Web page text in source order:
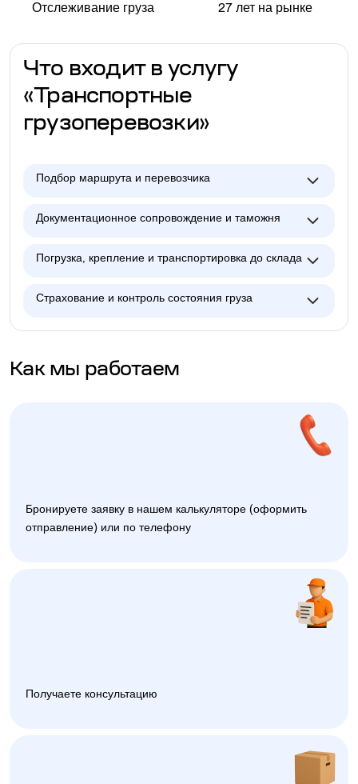
Отслеживание груза 27 лет на рынке
Что входит в услугу
«Транспортные
грузоперевозки»
Подбор маршрута и перевозчика
Документационное сопровождение и таможня
Погрузка, крепление и транспортировка до склада
Страхование и контроль состояния груза
Как мы работаем
Бронируете заявку в нашем калькуляторе (оформить
отправление) или по телефону
Получаете консультацию